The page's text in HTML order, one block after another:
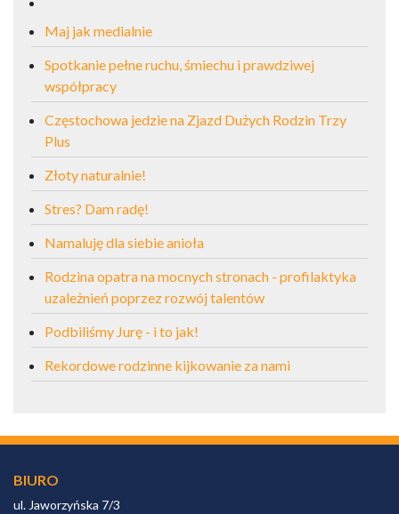
Maj jak medialnie
Spotkanie pełne ruchu, śmiechu i prawdziwej
współpracy
Częstochowa jedzie na Zjazd Dużych Rodzin Trzy
Plus
Złoty naturalnie!
Stres? Dam radę!
Namaluję dla siebie anioła
Rodzina opatra na mocnych stronach - profilaktyka
uzależnień poprzez rozwój talentów
Podbiliśmy Jurę - i to jak!
Rekordowe rodzinne kijkowanie za nami
BIURO
ul. Jaworzyńska 7/3